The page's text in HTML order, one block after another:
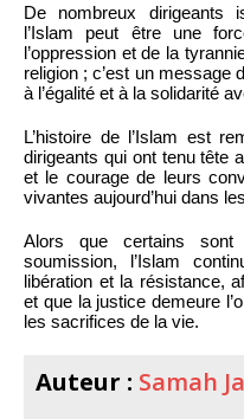
De nombreux dirigeants
l’Islam peut être une
l’oppression et de la
religion ; c’est un message
à l’égalité et à la solidarité
L’histoire de l’Islam est
dirigeants qui ont tenu tête
et le courage de leurs
vivantes aujourd’hui dans
Alors que certains
soumission, l’Islam
libération et la résistance,
et que la justice demeure
les sacrifices de la vie.
Auteur : Samah